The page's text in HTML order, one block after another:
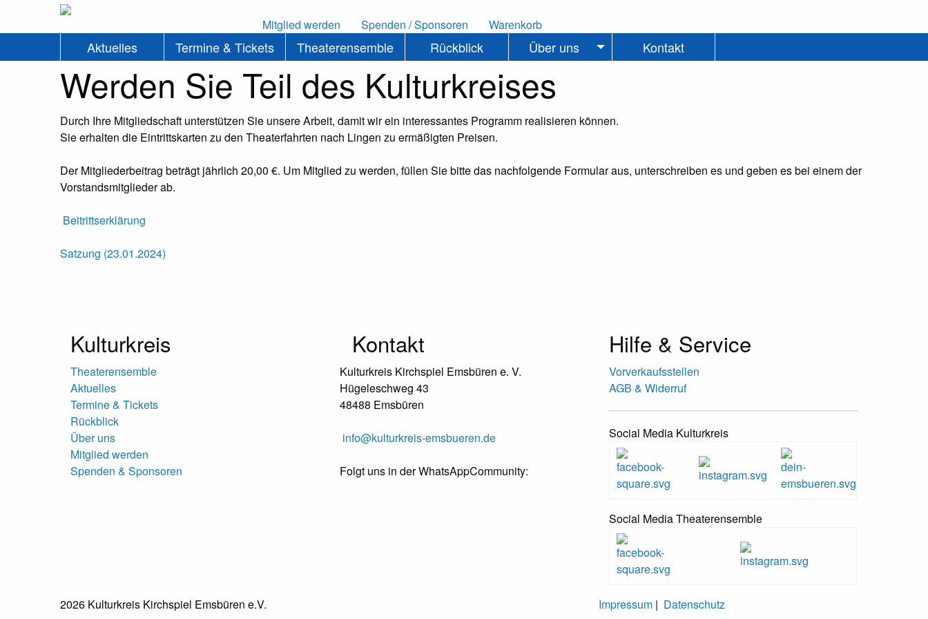
Mitglied werden Spenden / Sponsoren Warenkorb
Aktuelles Termine & Tickets Theaterensemble Rückblick Über uns Kontakt
Werden Sie Teil des Kulturkreises
Durch Ihre Mitgliedschaft unterstützen Sie unsere Arbeit, damit wir ein interessantes Programm realisieren können.
Sie erhalten die Eintrittskarten zu den Theaterfahrten nach Lingen zu ermäßigten Preisen.
Der Mitgliederbeitrag beträgt jährlich 20,00 €. Um Mitglied zu werden, füllen Sie bitte das nachfolgende Formular aus, unterschreiben es und geben es bei einem der
Vorstandsmitglieder ab.
Beitrittserklärung
Satzung (23.01.2024)
Kulturkreis
Theaterensemble
Aktuelles
Termine & Tickets
Rückblick
Über uns
Mitglied werden
Spenden & Sponsoren
Kontakt
Kulturkreis Kirchspiel Emsbüren e. V.
Hügeleschweg 43
48488 Emsbüren
info@kulturkreis-emsbueren.de
Folgt uns in der WhatsAppCommunity:
Hilfe & Service
Vorverkaufsstellen
AGB & Widerruf
Social Media Kulturkreis
Social Media Theaterensemble
2026 Kulturkreis Kirchspiel Emsbüren e.V. Impressum | Datenschutz